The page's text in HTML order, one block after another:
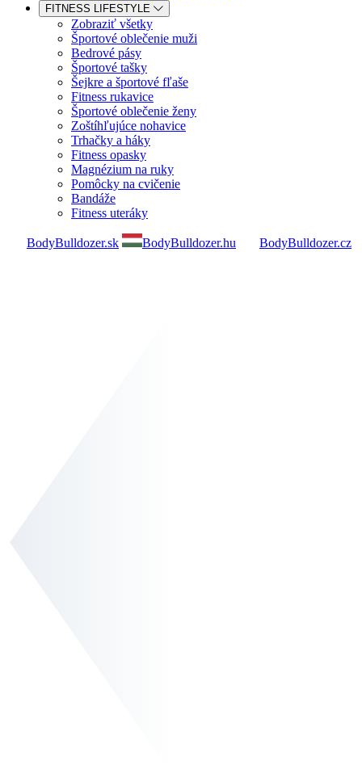
FITNESS LIFESTYLE
Zobraziť všetky
Športové oblečenie muži
Bedrové pásy
Športové tašky
Šejkre a športové fľaše
Fitness rukavice
Športové oblečenie ženy
Zoštíhľujúce nohavice
Trhačky a háky
Fitness opasky
Magnézium na ruky
Pomôcky na cvičenie
Bandáže
Fitness uteráky
BodyBulldozer.sk BodyBulldozer.hu BodyBulldozer.cz